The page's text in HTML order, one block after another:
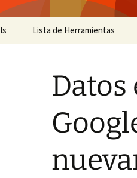
Lista de Herramientas
Datos